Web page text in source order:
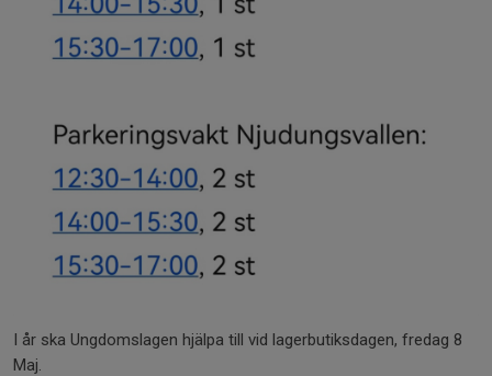
I år ska Ungdomslagen hjälpa till vid lagerbutiksdagen, fredag 8
Maj.